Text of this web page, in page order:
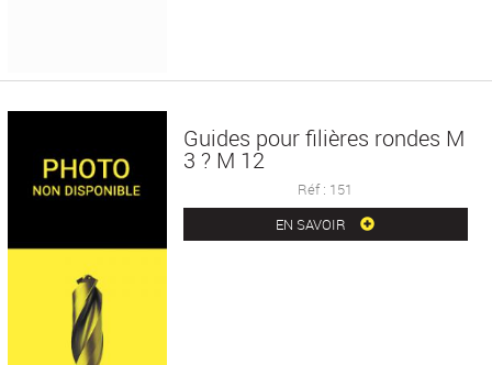
Guides pour filières rondes M
3 ? M 12
Réf : 151
EN SAVOIR